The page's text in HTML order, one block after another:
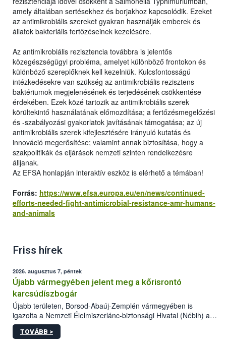
amely általában sertésekhez és borjakhoz kapcsolódik. Ezeket
az antimikrobiális szereket gyakran használják emberek és
állatok bakteriális fertőzéseinek kezelésére.
Az antimikrobiális rezisztencia továbbra is jelentős
közegészségügyi probléma, amelyet különböző frontokon és
különböző szereplőknek kell kezelniük. Kulcsfontosságú
intézkedésekre van szükség az antimikrobiális rezisztens
baktériumok megjelenésének és terjedésének csökkentése
érdekében. Ezek közé tartozik az antimikrobiális szerek
körültekintő használatának előmozdítása; a fertőzésmegelőzési
és -szabályozási gyakorlatok javításának támogatása; az új
antimikrobiális szerek kifejlesztésére irányuló kutatás és
innováció megerősítése; valamint annak biztosítása, hogy a
szakpolitikák és eljárások nemzeti szinten rendelkezésre
álljanak.
Az EFSA honlapján interaktív eszköz is elérhető a témában!
Forrás: https://www.efsa.europa.eu/en/news/continued-
efforts-needed-fight-antimicrobial-resistance-amr-humans-
and-animals
Friss hírek
2026. augusztus 7, péntek
Újabb vármegyében jelent meg a kőrisrontó
karcsúdíszbogár
Újabb területen, Borsod-Abaúj-Zemplén vármegyében is
igazolta a Nemzeti Élelmiszerlánc-biztonsági Hivatal (Nébih) a
kőrisrontó karcsúdíszbogár (Agrilus planipennis) jelenlétét. A
kártevőt nem csak színcsapdában találták meg, de már fertőzött
TOVÁBB >